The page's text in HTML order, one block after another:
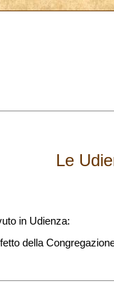
Le
in Udienza:
della